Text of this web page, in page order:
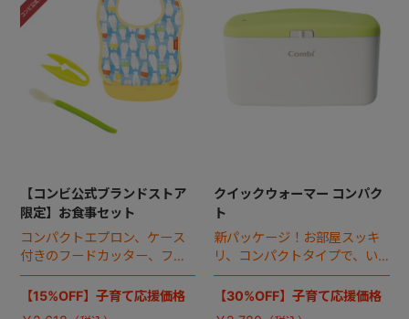
【コンビ公式ブランドストア
限定】お食事セット
コンパクトエプロン、ケース
付きのフードカッター、フィ
ーディングスプーンのお得な
セット。
【15%OFF】子育て応援価格
クイックウォーマー コンパク
ト
新パッケージ！お部屋スッキ
リ、コンパクトタイプで、い
つでもあったかおしりふき。
【30%OFF】子育て応援価格